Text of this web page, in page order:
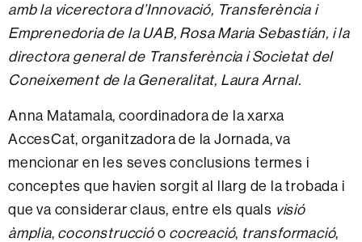
amb la vicerectora d’Innovació, Transferència i
Emprenedoria de la UAB, Rosa Maria Sebastián, i la
directora general de Transferència i Societat del
Coneixement de la Generalitat, Laura Arnal.
Anna Matamala, coordinadora de la xarxa
AccesCat, organitzadora de la Jornada, va
mencionar en les seves conclusions termes i
conceptes que havien sorgit al llarg de la trobada i
que va considerar claus, entre els quals visió
àmplia, coconstruccióo cocreació, transformació,